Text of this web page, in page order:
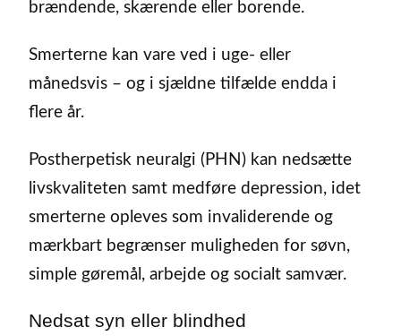
brændende, skærende eller borende.
Smerterne kan vare ved i uge- eller
månedsvis – og i sjældne tilfælde endda i
flere år.
Postherpetisk neuralgi (PHN) kan nedsætte
livskvaliteten samt medføre depression, idet
smerterne opleves som invaliderende og
mærkbart begrænser muligheden for søvn,
simple gøremål, arbejde og socialt samvær.
Nedsat syn eller blindhed